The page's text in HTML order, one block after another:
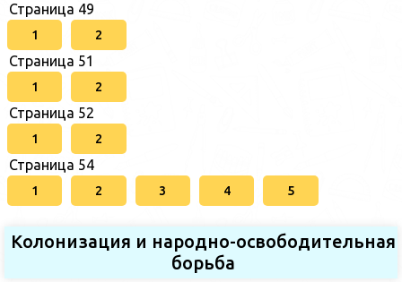
Страница 49
1 2
Страница 51
1 2
Страница 52
1 2
Страница 54
1 2 3 4 5
Колонизация и народно-освободительная
борьба